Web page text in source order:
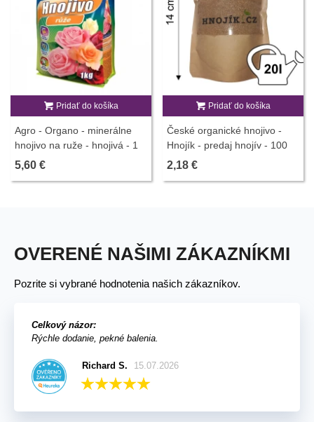
Pridať do košíka
Agro - Organo - minerálne
hnojivo na ruže - hnojivá - 1
kg
5,60 €
Pridať do košíka
České organické hnojivo -
Hnojík - predaj hnojív - 100
ml
2,18 €
OVERENÉ NAŠIMI ZÁKAZNÍKMI
Pozrite si vybrané hodnotenia našich zákazníkov.
Celkový názor:
Rýchle dodanie, pekné balenia.
Richard S. 15.07.2026